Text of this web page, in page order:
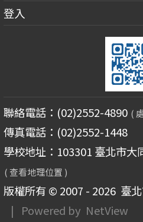
登入
聯絡電話：(02)2552-4890 (
傳真電話：(02)2552-1448
學校地址：103301 臺北市大
( 查看地理位置 )
版權所有 © 2007 - 2026臺北
| Powered by NetView